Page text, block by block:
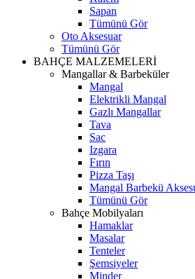
Sapan
Tümünü Gör
Oto Aksesuar
Tümünü Gör
BAHÇE MALZEMELERİ
Mangallar & Barbeküler
Mangal
Elektrikli Mangal
Gazlı Mangallar
Tava
Sac
Izgara
Fırın
Pizza Taşı
Mangal Barbekü
Tümünü Gör
Bahçe Mobilyaları
Hamaklar
Masalar
Tenteler
Şemsiyeler
Minder